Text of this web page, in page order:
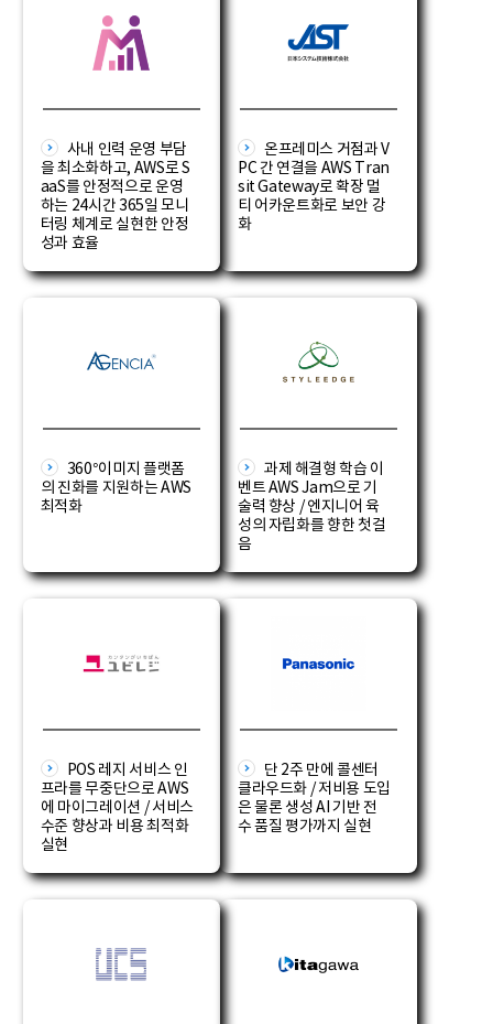
사내 인력 운영 부담
을 최소화하고, AWS로 S
aaS를 안정적으로 운영
하는 24시간 365일 모니
터링 체계로 실현한 안정
성과 효율
온프레미스 거점과 V
PC 간 연결을 AWS Tran
sit Gateway로 확장 멀
티 어카운트화로 보안 강
화
360°이미지 플랫폼
의 진화를 지원하는 AWS
최적화
과제 해결형 학습 이
벤트 AWS Jam으로 기
술력 향상 / 엔지니어 육
성의 자립화를 향한 첫걸
음
POS 레지 서비스 인
프라를 무중단으로 AWS
에 마이그레이션 / 서비스
수준 향상과 비용 최적화
실현
단 2주 만에 콜센터
클라우드화 / 저비용 도입
은 물론 생성 AI 기반 전
수 품질 평가까지 실현